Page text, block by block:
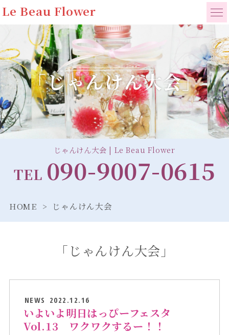
Le Beau Flower
「じゃんけん大会」
じゃんけん大会 | Le Beau Flower
TEL 090-9007-0615
HOME じゃんけん大会
「じゃんけん大会」
NEWS 2022.12.16
いよいよ明日はっぴーフェスタ
Vol.13 ワクワクするー！！